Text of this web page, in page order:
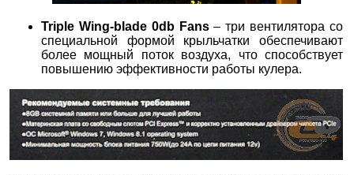
Triple Wing-blade 0db Fans– три вентилятора со
специальной формой крыльчатки обеспечивают
более мощный поток воздуха, что способствует
повышению эффективности работы кулера.